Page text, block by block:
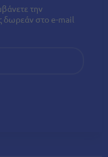
την
δωρεάν στο e-mail